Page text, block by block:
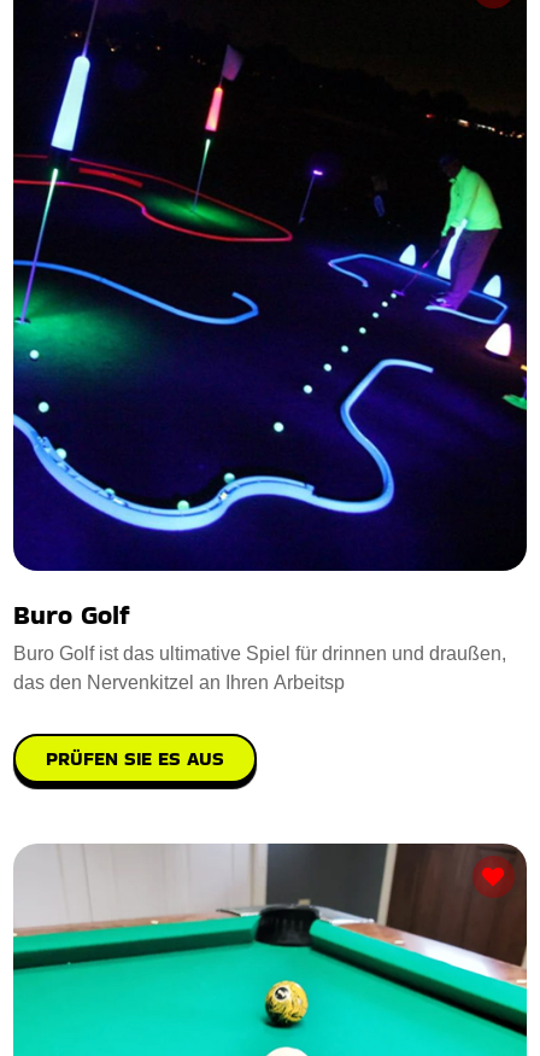
Buro Golf
Buro Golf ist das ultimative Spiel für drinnen und draußen,
das den Nervenkitzel an Ihren Arbeitsp
PRÜFEN SIE ES AUS